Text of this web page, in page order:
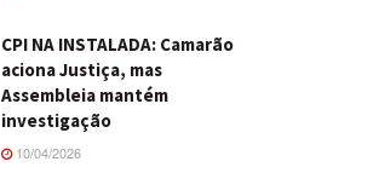
CPI NA INSTALADA: Camarão
aciona Justiça, mas
Assembleia mantém
investigação
10/04/2026